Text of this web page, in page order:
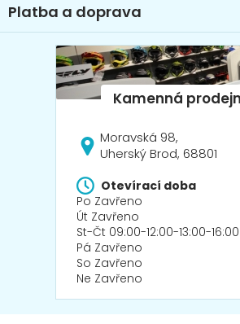
Platba a doprava
Moravská 98,
Uherský Brod, 68801
Otevírací doba
Po Zavřeno
Út Zavřeno
St-Čt 09:00-12:00-13:00-16:00
Pá Zavřeno
So Zavřeno
Ne Zavřeno